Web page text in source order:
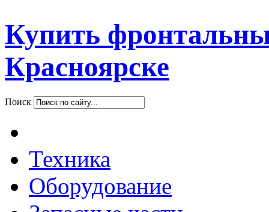
Купить
Красноярске
Поиск
Техника
Оборудование